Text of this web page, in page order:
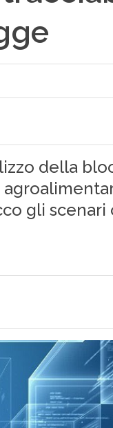
della
gli scenari